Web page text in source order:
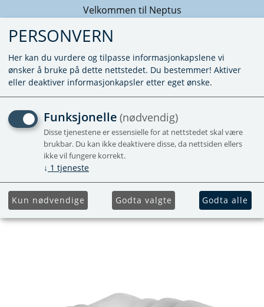
Velkommen til Neptus
VANNTILKOBLING BLÅ -
JOHN GUEST -
HURTIGKOBLING MOT
VARMER
PERSONVERN
Her kan du vurdere og tilpasse informasjonkapslene vi
ønsker å bruke på dette nettstedet. Du bestemmer! Aktiver
eller deaktiver informasjonkapsler etter eget ønske.
Funksjonelle (nødvendig)
Disse tjenestene er essensielle for at nettstedet skal være
brukbar. Du kan ikke deaktivere disse, da nettsiden ellers
ikke vil fungere korrekt.
↓ 1 tjeneste
Kun nødvendige Godta valgte Godta alle